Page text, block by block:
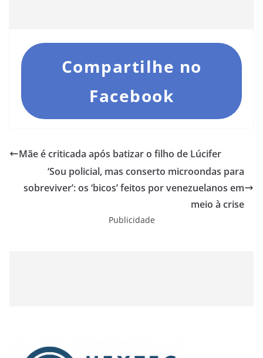
Compartilhe no
Facebook
Mãe é criticada após batizar o filho de Lúcifer
‘Sou policial, mas conserto microondas para
sobreviver’: os ‘bicos’ feitos por venezuelanos em
meio à crise
Publicidade